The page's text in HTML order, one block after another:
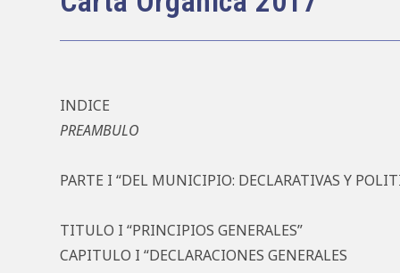
entrada:
INDICE
PREAMBULO
PARTE I “DEL MUNICIPIO: DECLARATIVAS Y
TITULO I “PRINCIPIOS GENERALES”
CAPITULO I “DECLARACIONES GENERALES